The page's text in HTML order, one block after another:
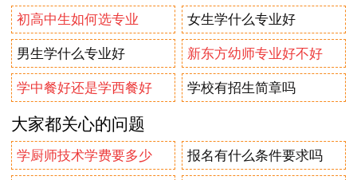
初高中生如何选专业 女生学什么专业好
男生学什么专业好 新东方幼师专业好不好
学中餐好还是学西餐好 学校有招生简章吗
大家都关心的问题
学厨师技术学费要多少 报名有什么条件要求吗